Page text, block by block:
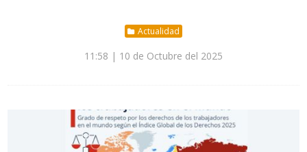
Actualidad
11:58 | 10 de Octubre del 2025